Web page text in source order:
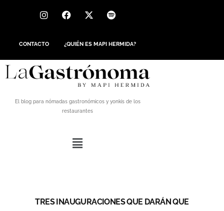
CONTACTO ¿QUIÉN ES MAPI HERMIDA?
El blog para nómadas gastronómicos y yonkis de los
restaurantes
TRES INAUGURACIONES QUE DARÁN QUE